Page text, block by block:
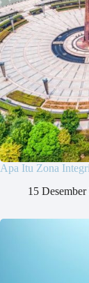
Apa Itu Zona
15